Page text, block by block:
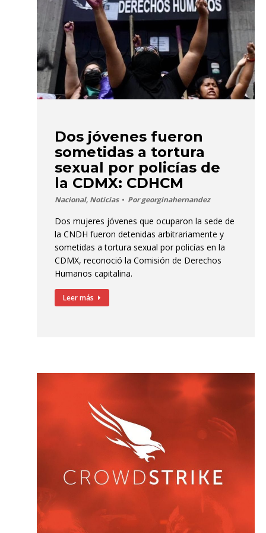
Dos jóvenes fueron
sometidas a tortura
sexual por policías de
la CDMX: CDHCM
Nacional, Noticias Porgeorginahernandez
Dos mujeres jóvenes que ocuparon la sede de
la CNDH fueron detenidas arbitrariamente y
sometidas a tortura sexual por policías en la
CDMX, reconoció la Comisión de Derechos
Humanos capitalina.
Leer más